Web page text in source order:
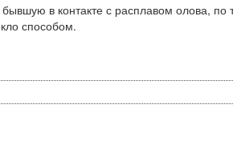
в контакте с расплавом олова, по
способом.